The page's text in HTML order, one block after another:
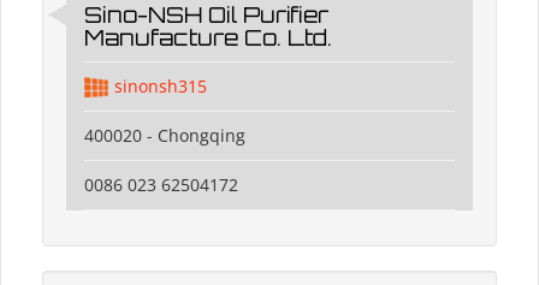
Sino-NSH Oil Purifier
Manufacture Co. Ltd.
sinonsh315
400020 - Chongqing
0086 023 62504172